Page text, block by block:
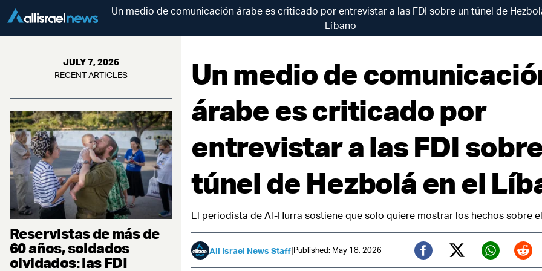
Un medio de comunicación árabe es criticado por entrevistar a las FDI sobre un túnel de
Líbano
JULY 7, 2026
RECENT ARTICLES
Reservistas de más de
60 años, soldados
olvidados: las FDI
Un medio de
árabe es criticado por
entrevistar a las FDI
túnel de Hezbolá en el
El periodista de Al-Hurra sostiene que solo quiere mostrar los hechos sobre
All Israel News Staff|Published: May 18, 2026
Twitter (X)